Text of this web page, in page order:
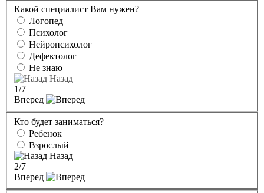
Какой специалист Вам нужен?
Логопед
Психолог
Нейропсихолог
Дефектолог
Не знаю
Назад
1/7
Вперед
Кто будет заниматься?
Ребенок
Взрослый
Назад
2/7
Вперед